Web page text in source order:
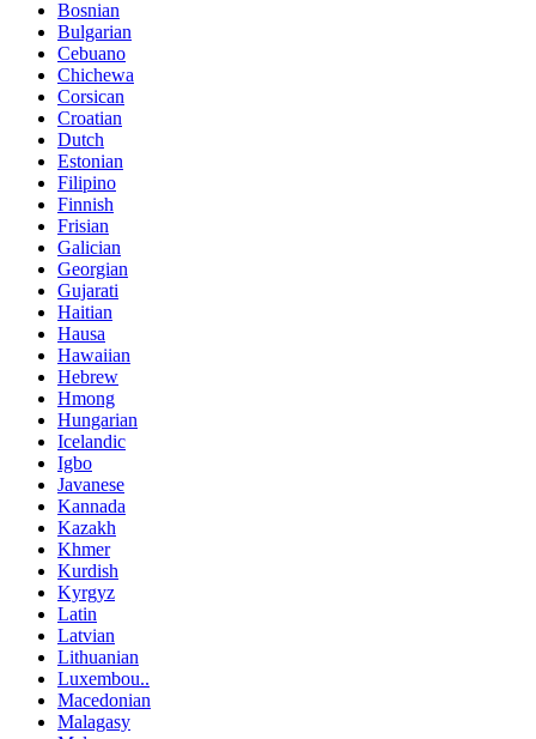
Bosnian
Bulgarian
Cebuano
Chichewa
Corsican
Croatian
Dutch
Estonian
Filipino
Finnish
Frisian
Galician
Georgian
Gujarati
Haitian
Hausa
Hawaiian
Hebrew
Hmong
Hungarian
Icelandic
Igbo
Javanese
Kannada
Kazakh
Khmer
Kurdish
Kyrgyz
Latin
Latvian
Lithuanian
Luxembou..
Macedonian
Malagasy